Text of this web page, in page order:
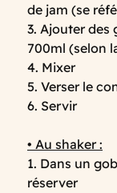
de jam (se
3. Ajouter des
700ml (selon
4. Mixer
5. Verser le
6. Servir
• Au shaker :
1. Dans un
réserver